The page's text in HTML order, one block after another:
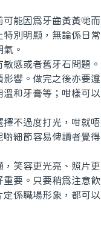
能因爲牙齒黃黃哋而
別明顯，無論係日常
。
感或者舊牙石問題。
響。做完之後亦要遵
和牙膏等；咁樣可以
不過度打光，咁就唔
細節容易俾讀者覺得
笑容更光亮、照片更
要。只要稍爲注意飲
係職場形象，都可以